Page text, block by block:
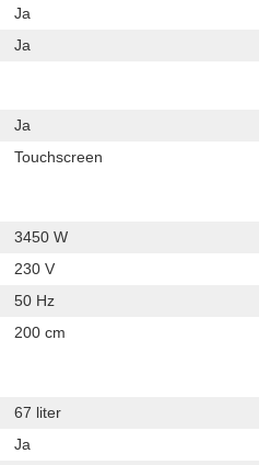
Ja
Ja
Ja
Touchscreen
3450 W
230 V
50 Hz
200 cm
67 liter
Ja